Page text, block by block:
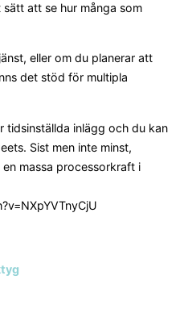
att se hur många som
eller om du planerar att
det stöd för multipla
tidsinställda inlägg och du kan
Sist men inte minst,
massa processorkraft i